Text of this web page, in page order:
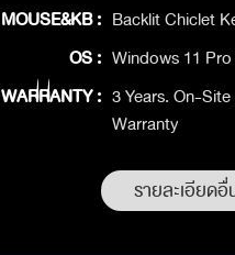
MOUSE&KB : Backlit Chiclet
OS : Windows 11 Pro
WARRANTY : 3 Years. On-
Warranty
รายละเอียด